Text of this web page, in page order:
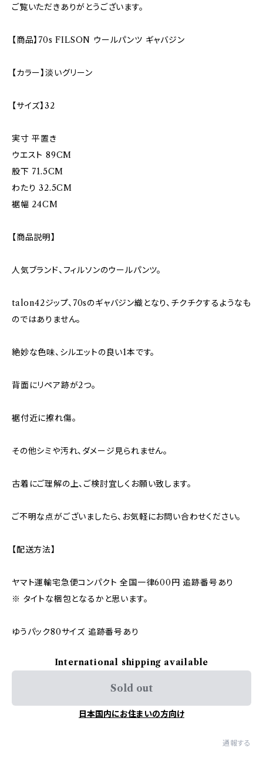
ご覧いただきありがとうございます。
【商品】70s FILSON ウールパンツ ギャバジン
【カラー】淡いグリーン
【サイズ】32
実寸 平置き
ウエスト 89CM
股下 71.5CM
わたり 32.5CM
裾幅 24CM
【商品説明】
人気ブランド、フィルソンのウールパンツ。
talon42ジップ、70sのギャバジン織となり、チクチクするようなも
のではありません。
絶妙な色味、シルエットの良い1本です。
背面にリペア跡が2つ。
裾付近に擦れ傷。
その他シミや汚れ、ダメージ見られません。
古着にご理解の上、ご検討宜しくお願い致します。
ご不明な点がございましたら、お気軽にお問い合わせください。
【配送方法】
ヤマト運輸宅急便コンパクト 全国一律600円 追跡番号あり
※ タイトな梱包となるかと思います。
ゆうパック80サイズ 追跡番号あり
International shipping available
Sold out
日本国内にお住まいの方向け
通報する